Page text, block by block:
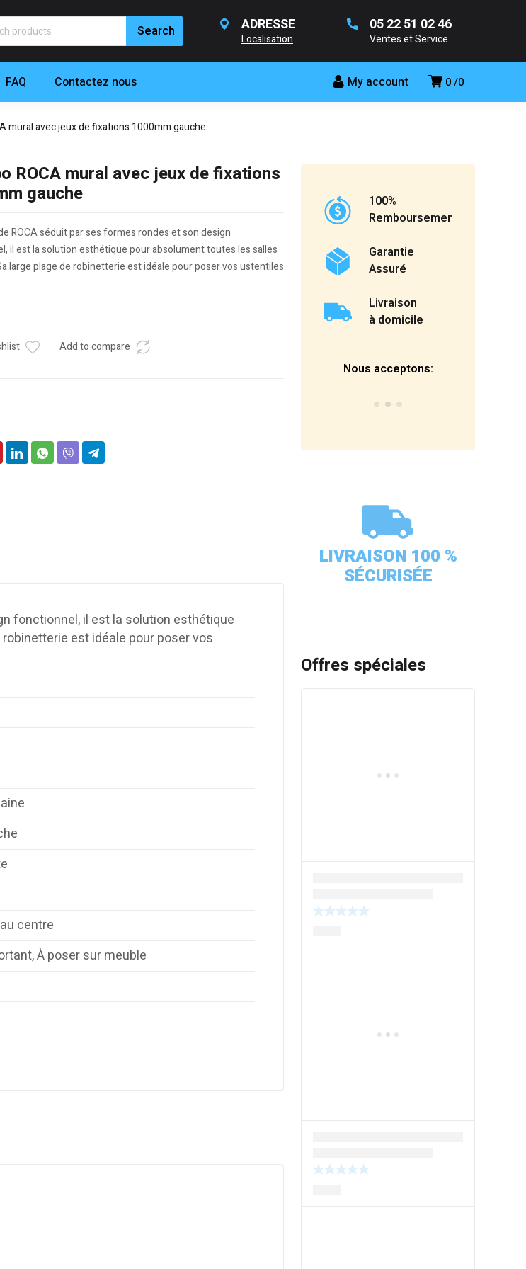
ADRESSE
Localisation
05 22 51 02 46
Ventes et Service
0 0
My account
FAQ Contactez nous
mural avec jeux de fixations 1000mm gauche
ROCA mural avec jeux de fixations
gauche
ROCA séduit par ses formes rondes et son design
il est la solution esthétique pour absolument toutes les salles
large plage de robinetterie est idéale pour poser vos ustentiles
Add to compare
fonctionnel, il est la solution esthétique
est idéale pour poser vos
centre
À poser sur meuble
100%
Remboursement
Garantie
Assuré
Livraison
à domicile
Nous acceptons:
LIVRAISON 100 %
SÉCURISÉE
Offres spéciales